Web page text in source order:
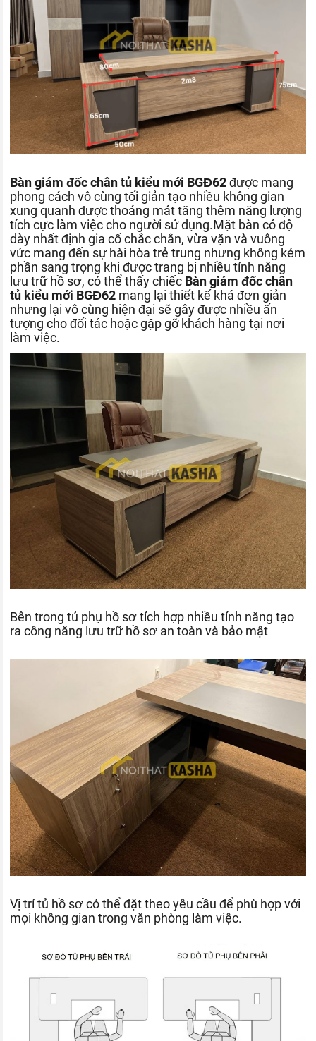
Bàn giám đốc chân tủ kiểu mới BGĐ62được mang
phong cách vô cùng tối giản tạo nhiều không gian
xung quanh được thoáng mát tăng thêm năng lượng
tích cực làm việc cho người sử dụng.Mặt bàn có độ
dày nhất định gia cố chắc chắn, vừa vặn và vuông
vức mang đến sự hài hòa trẻ trung nhưng không kém
phần sang trọng khi được trang bị nhiều tính năng
lưu trữ hồ sơ, có thể thấy chiếc Bàn giám đốc chân
tủ kiểu mới BGĐ62 mang lại thiết kế khá đơn giản
nhưng lại vô cùng hiện đại sẽ gây được nhiều ấn
tượng cho đối tác hoặc gặp gỡ khách hàng tại nơi
làm việc.
Bên trong tủ phụ hồ sơ tích hợp nhiều tính năng tạo
ra công năng lưu trữ hồ sơ an toàn và bảo mật
Vị trí tủ hồ sơ có thể đặt theo yêu cầu để phù hợp với
mọi không gian trong văn phòng làm việc.